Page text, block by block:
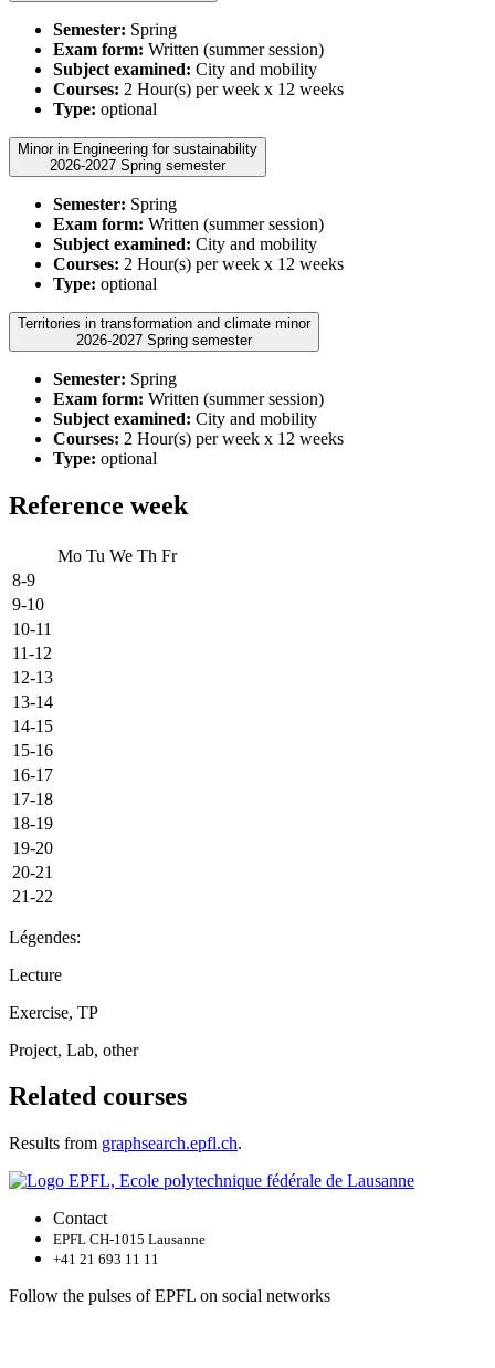
Semester: Spring
Exam form: Written (summer session)
Subject examined: City and mobility
Courses: 2 Hour(s) per week x 12 weeks
Type: optional
Minor in Engineering for sustainability
2026-2027 Spring semester
Semester: Spring
Exam form: Written (summer session)
Subject examined: City and mobility
Courses: 2 Hour(s) per week x 12 weeks
Type: optional
Territories in transformation and climate minor
2026-2027 Spring semester
Semester: Spring
Exam form: Written (summer session)
Subject examined: City and mobility
Courses: 2 Hour(s) per week x 12 weeks
Type: optional
Reference week
Mo Tu We Th Fr
8-9
9-10
10-11
11-12
12-13
13-14
14-15
15-16
16-17
17-18
18-19
19-20
20-21
21-22
Légendes:
Lecture
Exercise, TP
Project, Lab, other
Related courses
Results from graphsearch.epfl.ch.
Contact
EPFL CH-1015 Lausanne
+41 21 693 11 11
Follow the pulses of EPFL on social networks